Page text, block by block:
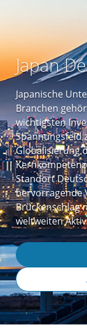
Japan
Japanische
Branchen
wichtigsten
Spannungsfeld
Globalisierung
Standort
hervorragende
Brückenschlag
weltweiten